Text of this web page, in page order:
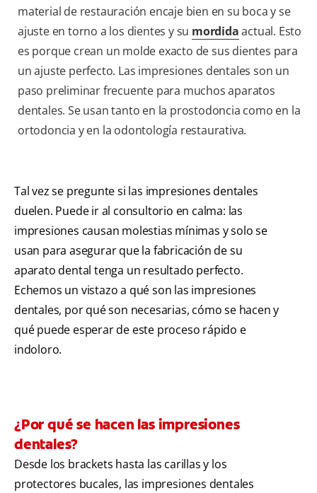
material de restauración encaje bien en su boca y se
ajuste en torno a los dientes y su mordidaactual. Esto
es porque crean un molde exacto de sus dientes para
un ajuste perfecto. Las impresiones dentales son un
paso preliminar frecuente para muchos aparatos
dentales. Se usan tanto en la prostodoncia como en la
ortodoncia y en la odontología restaurativa.
Tal vez se pregunte si las impresiones dentales
duelen. Puede ir al consultorio en calma: las
impresiones causan molestias mínimas y solo se
usan para asegurar que la fabricación de su
aparato dental tenga un resultado perfecto.
Echemos un vistazo a qué son las impresiones
dentales, por qué son necesarias, cómo se hacen y
qué puede esperar de este proceso rápido e
indoloro.
¿Por qué se hacen las impresiones
dentales?
Desde los brackets hasta las carillas y los
protectores bucales, las impresiones dentales